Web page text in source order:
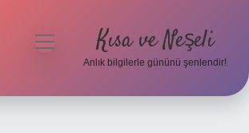
menüyü
Kısa ve Neşeli
Anlık bilgilerle gününü şenlendir!